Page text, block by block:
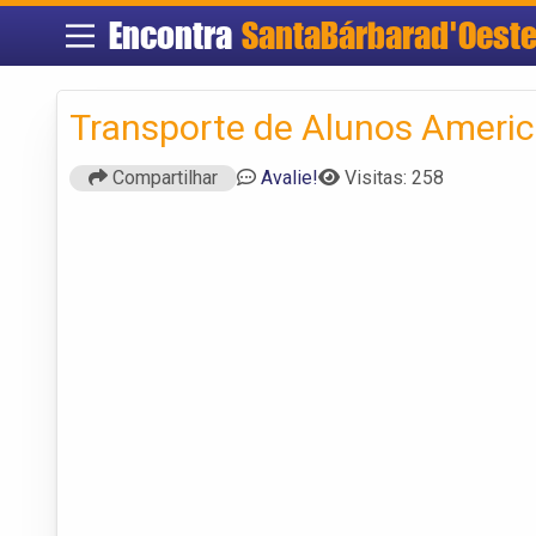
Encontra SantaBárbarad'Oeste
Transporte de Alunos
Compartilhar Avalie! Visitas: 258